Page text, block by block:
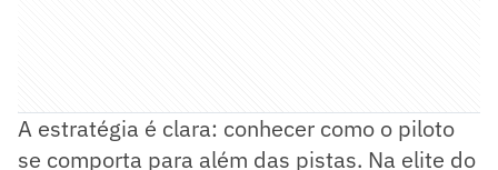
A estratégia é clara: conhecer como o piloto
se comporta para além das pistas. Na elite do